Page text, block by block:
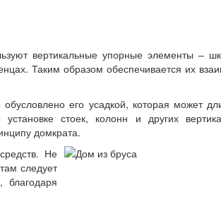
вертикальные упорные элементы –
Таким образом обеспечивается их
его усадкой, которая может
стоек, колонн и других
домкрата.
Не
следует